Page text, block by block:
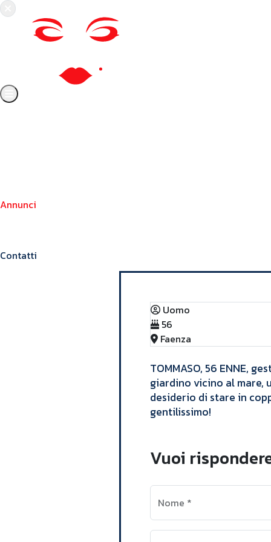
Annunci
Contatti
Uomo
56
Faenza
​TOMMASO, 56 ENNE,
giardino vicino al mare,
desiderio di stare in
gentilissimo! ​
Vuoi
Nome *